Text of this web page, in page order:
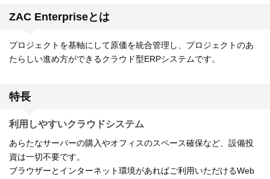
ZAC Enterpriseとは
プロジェクトを基軸にして原価を統合管理し、プロジェクトのあ
たらしい進め方ができるクラウド型ERPシステムです。
特長
利用しやすいクラウドシステム
あらたなサーバーの購入やオフィスのスペース確保など、設備投
資は一切不要です。
ブラウザーとインターネット環境があればご利用いただけるWeb